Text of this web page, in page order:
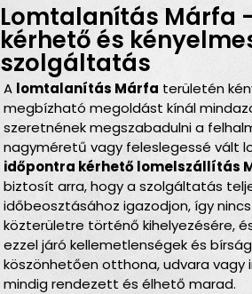
Lomtalanítás Márfa
kérhető és
szolgáltatás
A lomtalanítás Márfa területén
megbízható megoldást kínál
szeretnének megszabadulni a
nagyméretű vagy feleslegessé vált
időpontra kérhető lomelszállítás
biztosít arra, hogy a szolgáltatás
időbeosztásához igazodjon, így
közterületre történő kihelyezésére,
ezzel járó kellemetlenségek és
köszönhetően otthona, udvara vagy
mindig rendezett és élhető marad.